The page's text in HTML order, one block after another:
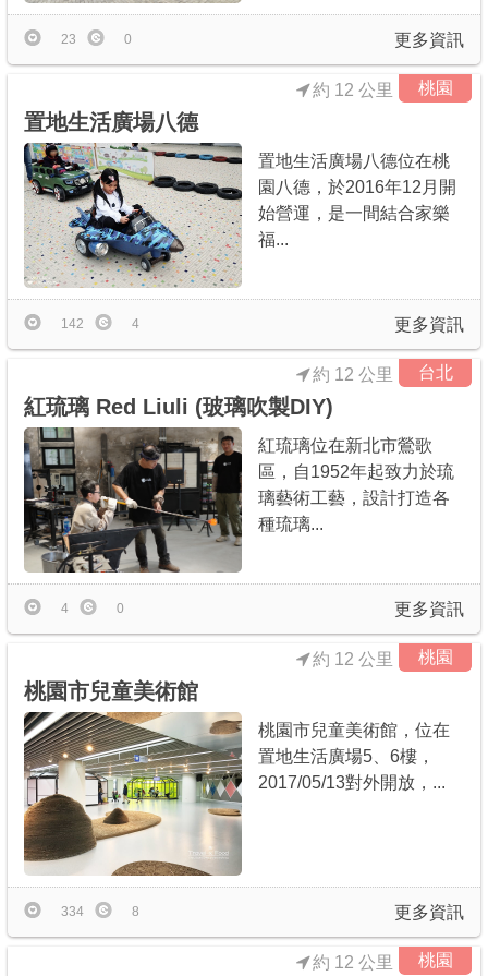
更多資訊
23 0
桃園
置地生活廣場八德
約 12 公里
置地生活廣場八德位在桃
園八德，於2016年12月開
始營運，是一間結合家樂
福...
更多資訊
142 4
台北
紅琉璃 Red Liuli (玻璃吹製DIY)
約 12 公里
紅琉璃位在新北市鶯歌
區，自1952年起致力於琉
璃藝術工藝，設計打造各
種琉璃...
更多資訊
4 0
桃園
桃園市兒童美術館
約 12 公里
桃園市兒童美術館，位在
置地生活廣場5、6樓，
2017/05/13對外開放，...
更多資訊
334 8
桃園
約 12 公里